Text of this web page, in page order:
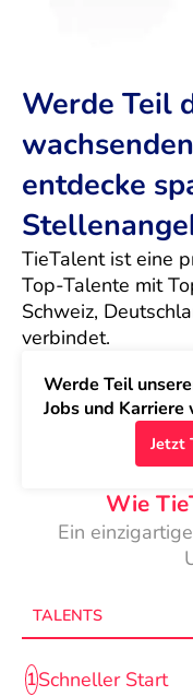
Werde Teil
entdecke
TieTalent ist eine
Top-Talente mit
Schweiz,
verbindet.
Werde Teil
Jobs und
Jetzt
Wie
Ein
TALENTS
1Schneller Start